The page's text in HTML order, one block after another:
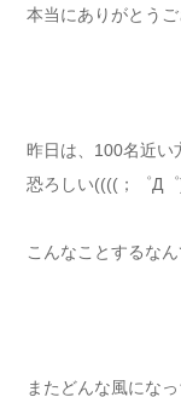
本当にありがとう
昨日は、100名近い
恐ろしい((((；゜Д
こんなことするな
またどんな風にな